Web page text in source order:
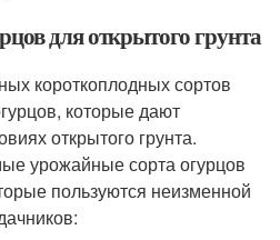
для открытого грунта
короткоплодных сортов
которые дают
открытого грунта.
урожайные сорта огурцов
пользуются неизменной